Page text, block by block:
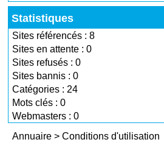
Statistiques
Sites référencés : 8
Sites en attente : 0
Sites refusés : 0
Sites bannis : 0
Catégories : 24
Mots clés : 0
Webmasters : 0
Annuaire >Conditions d'utilisation